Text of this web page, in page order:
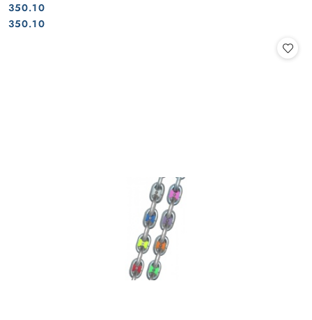
Cena:
350.10
Cena:
350.10